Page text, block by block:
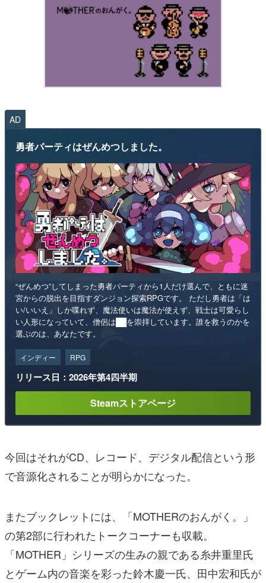
AD
勇者パーティはぜんめつしました。
“ぜんめつ”してしまった勇者パーティから1人だけ選んで、ともに迷
宮からの脱出を目指すダンジョン探索RPGです。 ただし勇者は「は
い/いいえ」しか喋れず、魔法使いは魔法が使えず、戦士は可愛らし
い人形になっていて、僧侶は██を崇拝しています。誰を救うのかを
選ぶのは、あなたです。
インディー RPG
リリース日：2026年第4四半期
Steamストアページ
今回はそれがCD、レコード、デジタル配信という形
で音源化されることが明らかになった。
またブックレットには、「MOTHERのおんがく。」
の第2部に行われたトークコーナーも収載。
「MOTHER」シリーズの生みの親である糸井重里氏
とゲーム内の音楽を彩った鈴木慶一氏、田中宏和氏が